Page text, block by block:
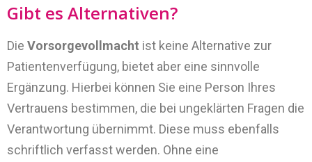
Gibt es Alternativen?
Die Vorsorgevollmacht ist keine Alternative zur
Patientenverfügung, bietet aber eine sinnvolle
Ergänzung. Hierbei können Sie eine Person Ihres
Vertrauens bestimmen, die bei ungeklärten Fragen die
Verantwortung übernimmt. Diese muss ebenfalls
schriftlich verfasst werden. Ohne eine